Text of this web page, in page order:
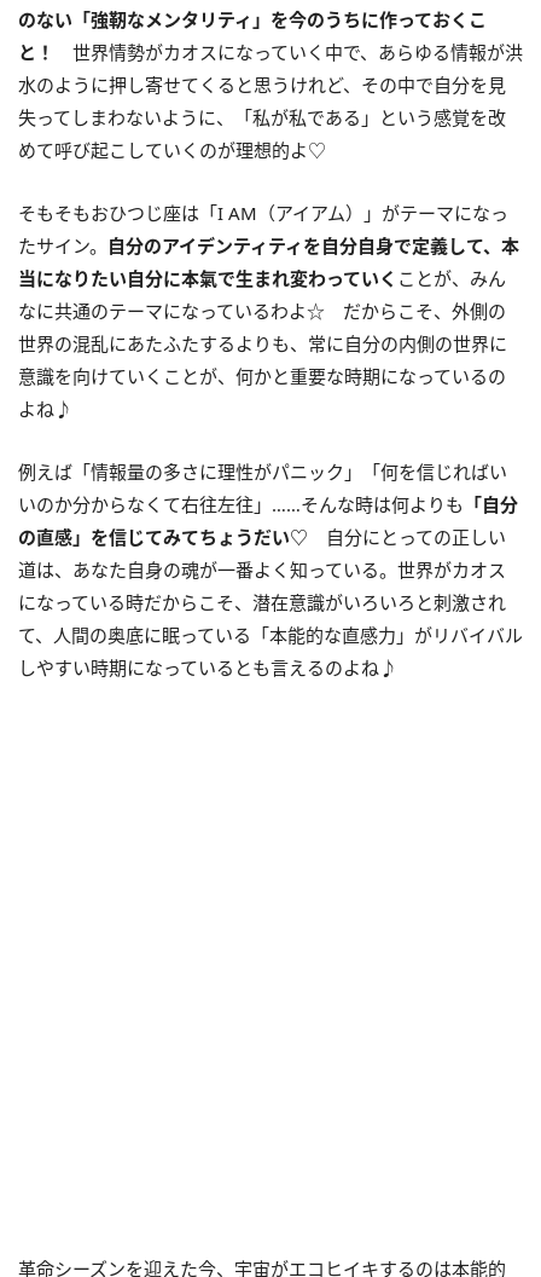
のない「強靭なメンタリティ」を今のうちに作っておくこ
と！
世界情勢がカオスになっていく中で、あらゆる情報が洪
水のように押し寄せてくると思うけれど、その中で自分を見
失ってしまわないように、「私が私である」という感覚を改
めて呼び起こしていくのが理想的よ♡
そもそもおひつじ座は「I AM （アイアム）」がテーマになっ
たサイン。 自分のアイデンティティを自分自身で定義して、本
当になりたい自分に本氣で生まれ変わっていく ことが、みん
なに共通のテーマになっているわよ☆ だからこそ、外側の
世界の混乱にあたふたするよりも、常に自分の内側の世界に
意識を向けていくことが、何かと重要な時期になっているの
よね♪
例えば「情報量の多さに理性がパニック」「何を信じればい
いのか分からなくて右往左往」……そんな時は何よりも 「自分
の直感」を信じてみてちょうだい♡ 自分にとっての正しい
道は、あなた自身の魂が一番よく知っている。世界がカオス
になっている時だからこそ、潜在意識がいろいろと刺激され
て、人間の奥底に眠っている「本能的な直感力」がリバイバル
しやすい時期になっているとも言えるのよね♪
革命シーズンを迎えた今、宇宙がエコヒイキするのは本能的